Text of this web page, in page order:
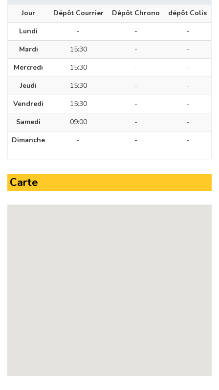
Jour Dépôt Courrier Dépôt Chrono
dépôt Colis
Lundi
- -
-
Mardi
15:30 -
-
Mercredi
15:30 -
-
Jeudi
15:30 -
-
Vendredi
15:30 -
-
Samedi
09:00 -
-
Dimanche
- - -
Carte